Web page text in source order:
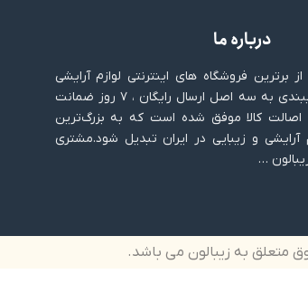
درباره ما
برترین فروشگاه های اینترنتی لوازم آرایشی
بهداشتی و زیبایی با پایبندی به سه اصل ارسال رایگان ، ۷ روز ضمانت
اصالت کالا موفق شده است که به بزرگ‌ترین
آرایشی و زیبایی در ایران تبدیل شود.مشتری
…
متعلق به زیبالون می باشد.